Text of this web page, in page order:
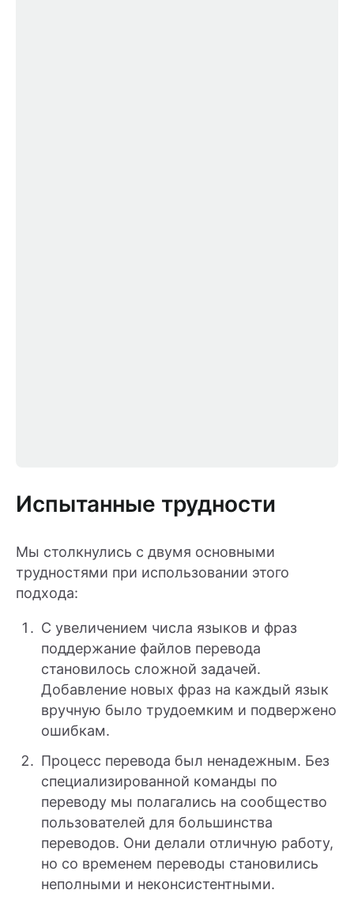
Испытанные трудности
Мы столкнулись с двумя основными
трудностями при использовании этого
подхода:
С увеличением числа языков и фраз
поддержание файлов перевода
становилось сложной задачей.
Добавление новых фраз на каждый язык
вручную было трудоемким и подвержено
ошибкам.
Процесс перевода был ненадежным. Без
специализированной команды по
переводу мы полагались на сообщество
пользователей для большинства
переводов. Они делали отличную работу,
но со временем переводы становились
неполными и неконсистентными.